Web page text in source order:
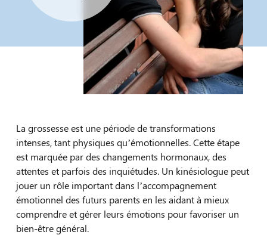
La grossesse est une période de transformations
intenses, tant physiques qu’émotionnelles. Cette étape
est marquée par des changements hormonaux, des
attentes et parfois des inquiétudes. Un kinésiologue peut
jouer un rôle important dans l’accompagnement
émotionnel des futurs parents en les aidant à mieux
comprendre et gérer leurs émotions pour favoriser un
bien-être général.